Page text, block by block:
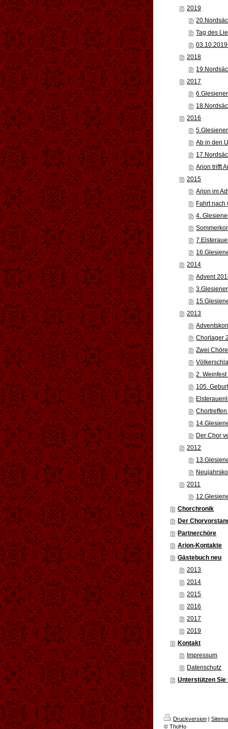
2019
Tag des
2018
2017
2016
Ab in den
Arion trifft
2015
Arion im
Fahrt nach
4.
2014
Advent
2013
Chorlager
Zwei
2.
105.
Der Chor
2012
2011
Chorchronik
Der
Partnerchöre
Arion-Kontakte
Gästebuch neu
2013
2014
2015
2016
2017
2019
Kontakt
Impressum
Datenschutz
Unterstützen Sie
Druckversion |
© ThoHo